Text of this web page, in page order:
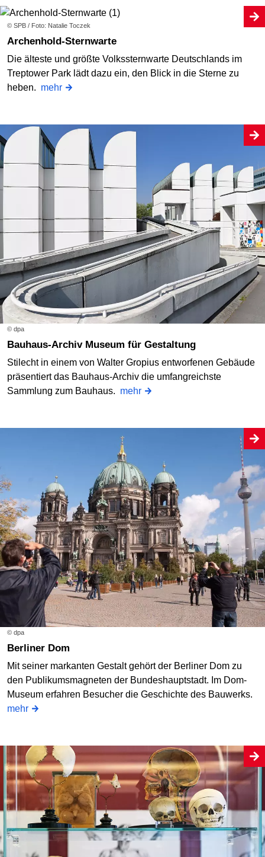
© SPB / Foto: Natalie Toczek
Archenhold-Sternwarte
Die älteste und größte Volkssternwarte Deutschlands im
Treptower Park lädt dazu ein, den Blick in die Sterne zu
heben. mehr
© dpa
Bauhaus-Archiv Museum für Gestaltung
Stilecht in einem von Walter Gropius entworfenen Gebäude
präsentiert das Bauhaus-Archiv die umfangreichste
Sammlung zum Bauhaus. mehr
© dpa
Berliner Dom
Mit seiner markanten Gestalt gehört der Berliner Dom zu
den Publikumsmagneten der Bundeshauptstadt. Im Dom-
Museum erfahren Besucher die Geschichte des Bauwerks.
mehr